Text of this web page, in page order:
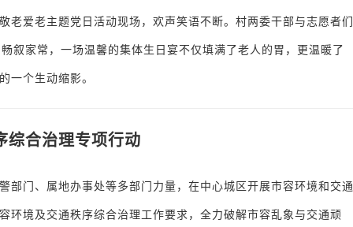
老爱老主题党日活动现场，欢声笑语不断。村两委干部与志愿者们
叙家常，一场温馨的集体生日宴不仅填满了老人的胃，更温暖了
一个生动缩影。
综合治理专项行动
部门、属地办事处等多部门力量，在中心城区开展市容环境和交通
环境及交通秩序综合治理工作要求，全力破解市容乱象与交通顽